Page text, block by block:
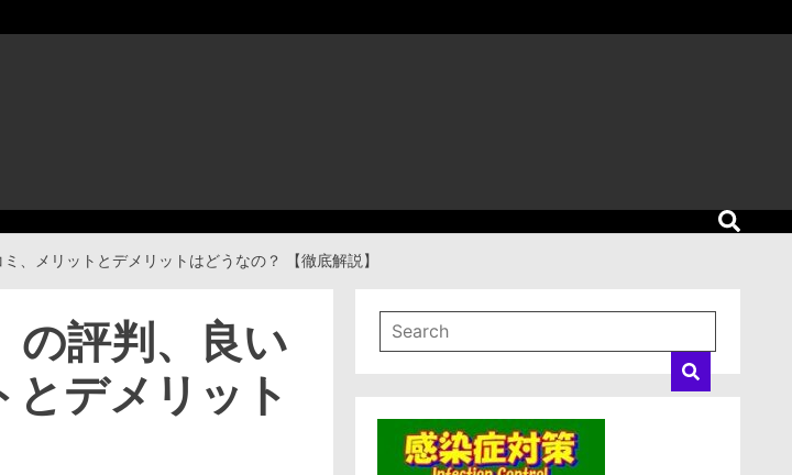
、メリットとデメリットはどうなの？ 【徹底解説】
の評判、良い
デメリット